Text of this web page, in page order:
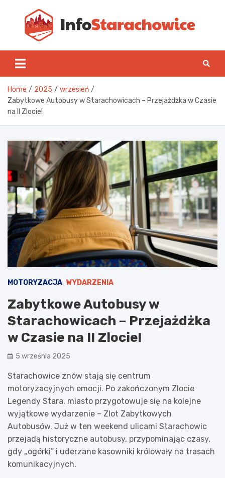
content
Home 2025
wrzesień
Zabytkowe Autobusy w Starachowicach – Przejażdżka w Czasie
na II Zlocie!
MOTORYZACJA WYDARZENIA
Zabytkowe Autobusy w
Starachowicach – Przejażdżka
w Czasie na II Zlocie!
5 września 2025
Starachowice znów stają się centrum
motoryzacyjnych emocji. Po zakończonym Zlocie
Legendy Stara, miasto przygotowuje się na kolejne
wyjątkowe wydarzenie – Zlot Zabytkowych
Autobusów. Już w ten weekend ulicami Starachowic
przejadą historyczne autobusy, przypominając czasy,
gdy „ogórki” i uderzane kasowniki królowały na trasach
komunikacyjnych.